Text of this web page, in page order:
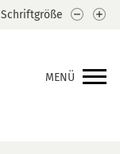
MENÜ
Schriftgröße Schrift